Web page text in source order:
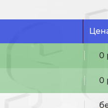
0
0